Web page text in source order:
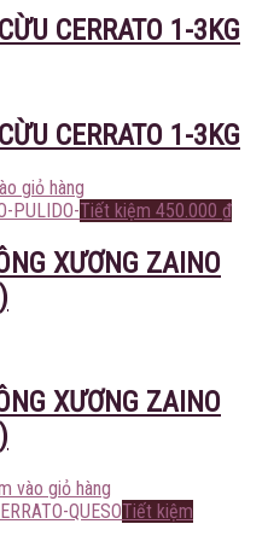
CERRATO 1-3KG
CERRATO 1-3KG
giỏ hàng
Tiết kiệm 450.000 ₫
XƯƠNG ZAINO
XƯƠNG ZAINO
vào giỏ hàng
Tiết kiệm